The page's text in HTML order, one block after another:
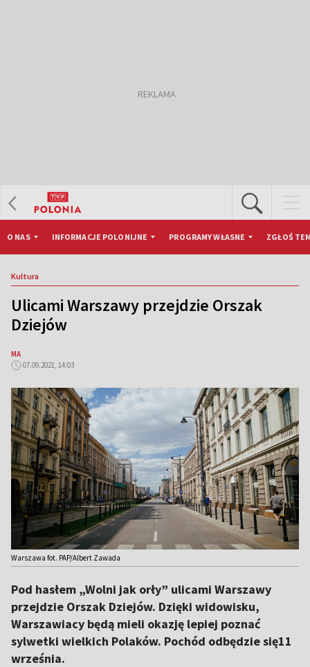
O NAS INFORMACJE POLONIJNE PROGRAMY WŁASNE ZGŁOŚ
Kultura
Ulicami Warszawy przejdzie Orszak
Dziejów
MA
07.09.2021, 14:03
Warszawa fot. PAP/Albert Zawada
Pod hasłem „Wolni jak orły” ulicami Warszawy
przejdzie Orszak Dziejów. Dzięki widowisku,
Warszawiacy będą mieli okazję lepiej poznać
sylwetki wielkich Polaków. Pochód odbędzie się11
września.